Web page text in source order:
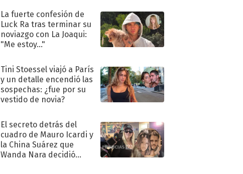
La fuerte confesión de
Luck Ra tras terminar su
noviazgo con La Joaqui:
"Me estoy..."
Tini Stoessel viajó a París
y un detalle encendió las
sospechas: ¿fue por su
vestido de novia?
El secreto detrás del
cuadro de Mauro Icardi y
la China Suárez que
Wanda Nara decidió